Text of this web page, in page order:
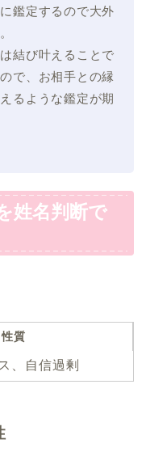
鑑定するので大外
結び叶えることで
で、お相手との縁
るような鑑定が期
姓名判断で
性質
、自信過剰